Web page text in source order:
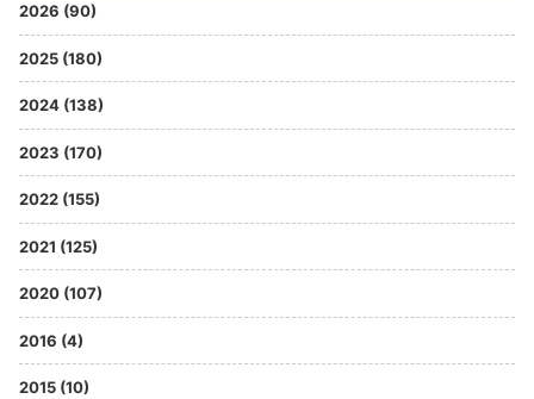
2026 (90)
2025 (180)
2024 (138)
2023 (170)
2022 (155)
2021 (125)
2020 (107)
2016 (4)
2015 (10)